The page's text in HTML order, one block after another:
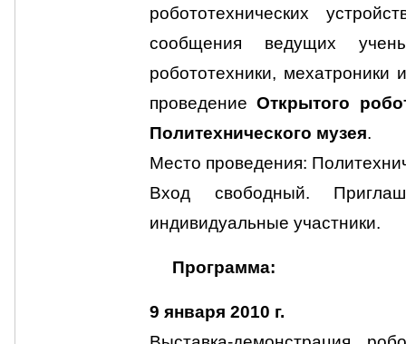
робототехнических
сообщения ведущих
робототехники, мехатроники
проведениеОткрытого
Политехнического музея.
Место проведения:
Вход свободный.
индивидуальные участники.
Программа:
9 января 2010 г.